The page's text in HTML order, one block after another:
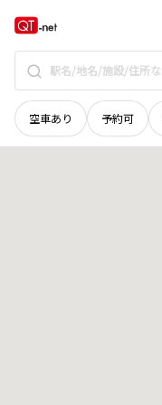
空車あり 予約可
新潟県